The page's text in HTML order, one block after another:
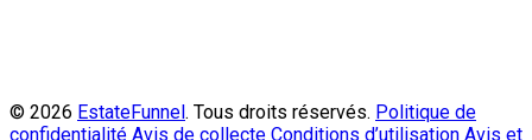
© 2026 EstateFunnel. Tous droits réservés. Politique de
confidentialité Avis de collecte Conditions d’utilisation Avis et